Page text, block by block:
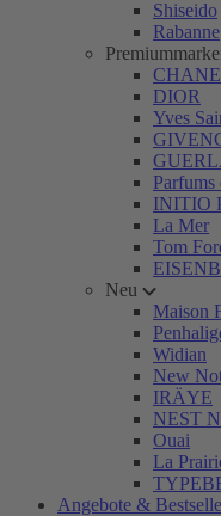
Shiseido
Rabanne
DIOR
Yves
INITIO
La Mer
Tom
Neu
Maison
Widian
New
IRÄYE
NEST
Ouai
La
Angebote &